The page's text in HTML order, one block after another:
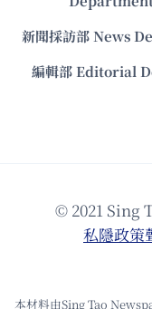
新聞採訪部 News
編輯部 Editorial
© 2021 Sing
私隱政策
本材料由Sing Tao